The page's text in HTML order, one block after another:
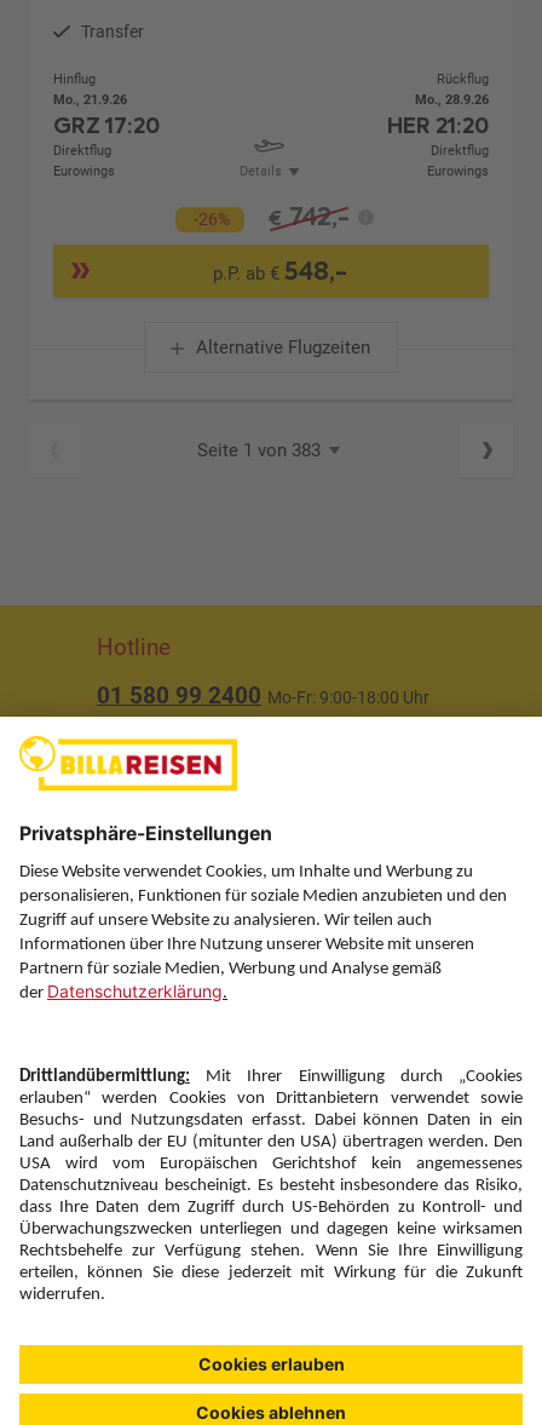
Transfer
Hinflug
Mo., 21.9.26
GRZ17:20
Direktflug
Eurowings
Details
Rückflug
Mo., 28.9.26
HER 21:20
Direktflug
Eurowings
-26% € 742,-
p.P. ab € 548,-
Alternative Flugzeiten
Seite 1 von 383
Hotline
01 580 99 2400 Mo-Fr: 9:00-18:00 Uhr
Über uns
Service
Information
Folgen Sie uns auf
Newsletter:
Anmelden
Fairness und
Unsere Inhalte: Standards und
Meldung
Copyright © 2026 DERTOUR Austria GmbH